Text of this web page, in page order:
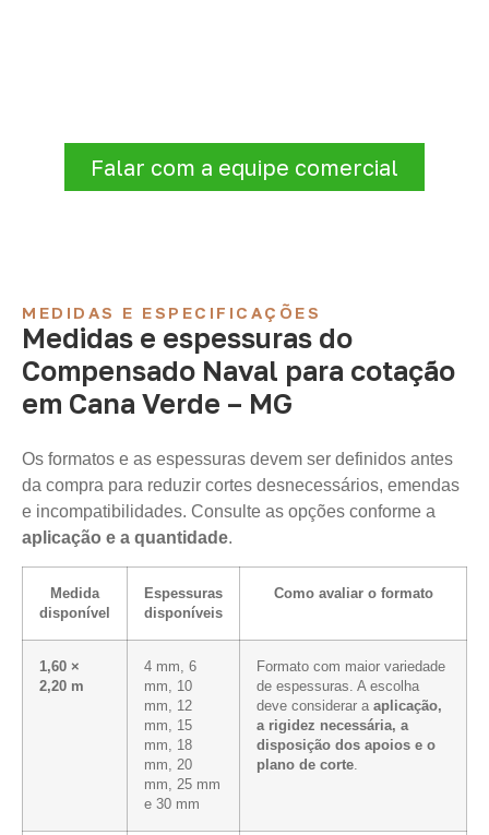
Falar com a equipe comercial
MEDIDAS E ESPECIFICAÇÕES
Medidas e espessuras do
Compensado Naval para cotação
em Cana Verde – MG
Os formatos e as espessuras devem ser definidos antes
da compra para reduzir cortes desnecessários, emendas
e incompatibilidades. Consulte as opções conforme a
aplicação e a quantidade.
Medida
disponível
Espessuras
disponíveis
Como avaliar o formato
1,60 ×
2,20 m
4 mm, 6
mm, 10
mm, 12
mm, 15
mm, 18
mm, 20
mm, 25 mm
e 30 mm
Formato com maior variedade
de espessuras. A escolha
deve considerar a aplicação,
a rigidez necessária, a
disposição dos apoios e o
plano de corte.